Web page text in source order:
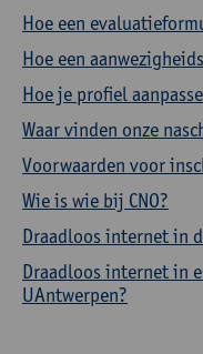
Hoe een
Hoe een
Hoe je profiel
Waar vinden onze
Voorwaarden voor
Wie is wie bij CNO?
Draadloos internet in
Draadloos internet in
UAntwerpen?